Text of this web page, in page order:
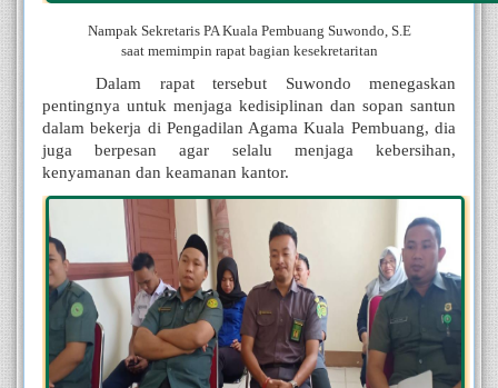
Nampak Sekretaris PA Kuala Pembuang Suwondo, S.E
saat memimpin rapat bagian kesekretaritan
Dalam rapat tersebut Suwondo menegaskan
pentingnya untuk menjaga kedisiplinan dan sopan santun
dalam bekerja di Pengadilan Agama Kuala Pembuang, dia
juga berpesan agar selalu menjaga kebersihan,
kenyamanan dan keamanan kantor.